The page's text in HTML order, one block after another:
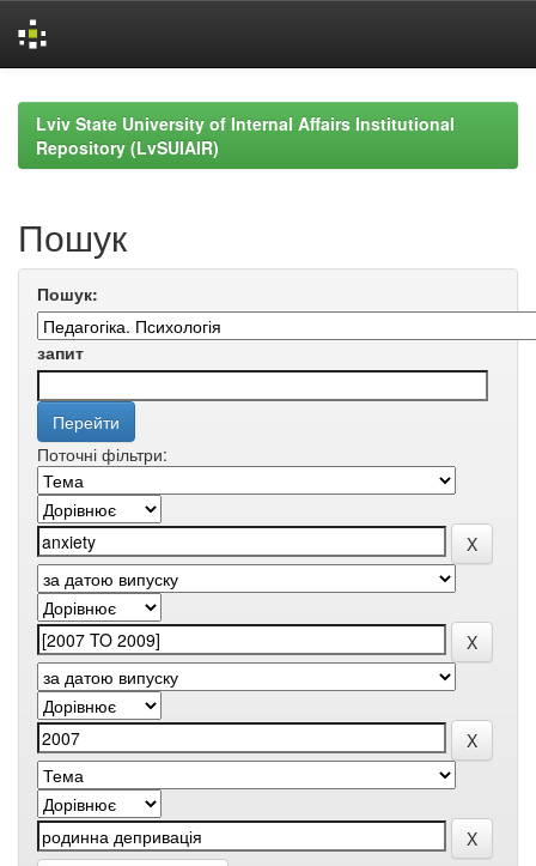
navigationLviv State University of Internal Affairs Institutional
Repository (LvSUIAIR)
Пошук
Пошук:
запит
Поточні фільтри: